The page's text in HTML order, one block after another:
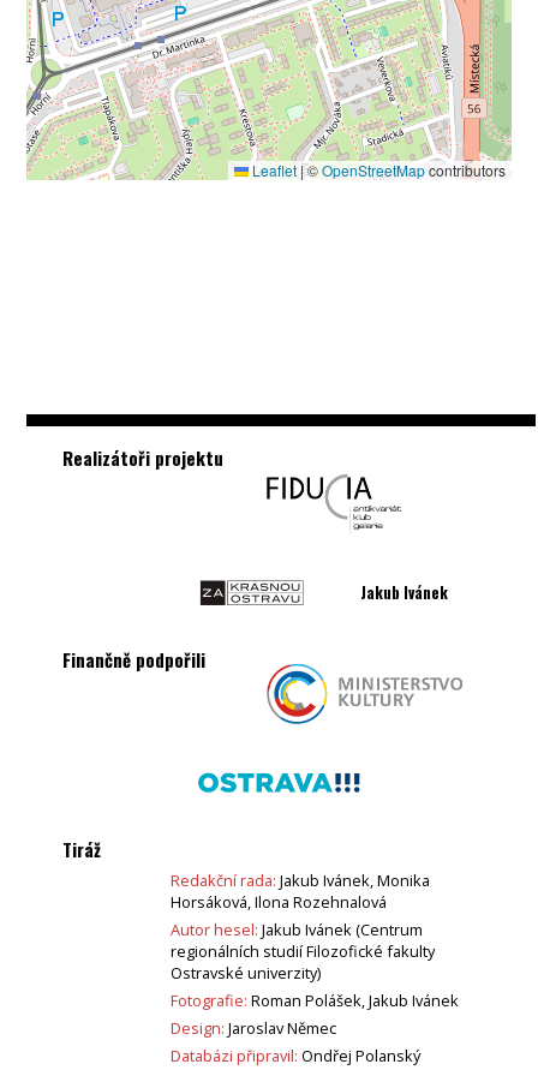
Leaflet |©OpenStreetMapcontributors
Realizátoři projektu
Jakub Ivánek
Finančně podpořili
Tiráž
Redakční rada: Jakub Ivánek, Monika
Horsáková, Ilona Rozehnalová
Autor hesel: Jakub Ivánek (Centrum
regionálních studií Filozofické fakulty
Ostravské univerzity)
Fotografie: Roman Polášek, Jakub Ivánek
Design: Jaroslav Němec
Databázi připravil: Ondřej Polanský